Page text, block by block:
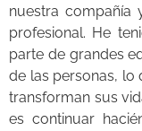
nuestra
profesional. He
parte de grandes
de las personas, lo
transforman sus
es continuar